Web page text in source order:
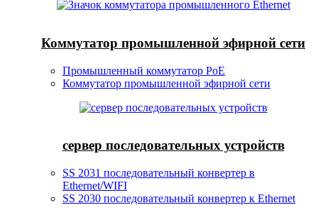
Коммутатор промышленной эфирной сети
Промышленный коммутатор PoE
Коммутатор промышленной эфирной сети
сервер последовательных устройств
SS 2031 последовательный конвертер в
Ethernet/WIFI
SS 2030 последовательный конвертер к Ethernet